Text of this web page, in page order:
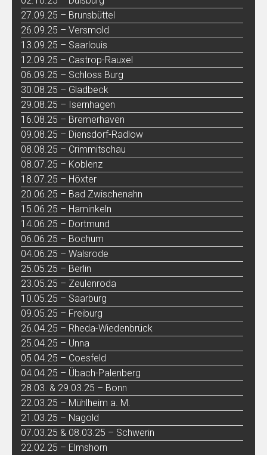
27.09.25 – Brunsbüttel
26.09.25 – Versmold
13.09.25 – Saarlouis
12.09.25 – Castrop-Rauxel
06.09.25 – Schloss Burg
30.08.25 – Gladbeck
29.08.25 – Isernhagen
16.08.25 – Bremerhaven
09.08.25 – Diensdorf-Radlow
08.08.25 – Crimmitschau
08.07.25 – Koblenz
18.07.25 – Höxter
20.06.25 – Bad Zwischenahn
15.06.25 – Haminkeln
14.06.25 – Dortmund
06.06.25 – Bochum
04.06.25 – Walsrode
25.05.25 – Berlin
23.05.25 – Zeulenroda
10.05.25 – Saarburg
09.05.25 – Freiburg
26.04.25 – Rheda-Wiedenbrück
25.04.25 – Unna
05.04.25 – Coesfeld
04.04.25 – Übach-Palenberg
28.03. & 29.03.25 – Bonn
22.03.25 – Mühlheim a. M.
21.03.25 – Nagold
07.03.25 & 08.03.25 – Schwerin
22.02.25 – Elmshorn